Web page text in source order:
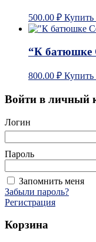
500.00 ₽ Купить
“К батюшке
800.00 ₽ Купить
Войти в личный
Логин
Пароль
Запомнить меня
Забыли пароль?
Регистрация
Корзина